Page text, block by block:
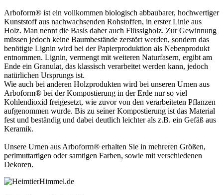
Arboform® ist ein vollkommen biologisch abbaubarer, hochwertiger
Kunststoff aus nachwachsenden Rohstoffen, in erster Linie aus
Holz. Man nennt die Basis daher auch Flüssigholz. Zur Gewinnung
müssen jedoch keine Baumbestände zerstört werden, sondern das
benötigte Lignin wird bei der Papierproduktion als Nebenprodukt
entnommen. Lignin, vermengt mit weiteren Naturfasern, ergibt am
Ende ein Granulat, das klassisch verarbeitet werden kann, jedoch
natürlichen Ursprungs ist.
Wie auch bei anderen Holzprodukten wird bei unseren Urnen aus
Arboform® bei der Kompostierung in der Erde nur so viel
Kohlendioxid freigesetzt, wie zuvor von den verarbeiteten Pflanzen
aufgenommen wurde. Bis zu seiner Kompostierung ist das Material
fest und beständig und dabei deutlich leichter als z.B. ein Gefäß aus
Keramik.
Unsere Urnen aus Arboform® erhalten Sie in mehreren Größen,
perlmuttartigen oder samtigen Farben, sowie mit verschiedenen
Dekoren.